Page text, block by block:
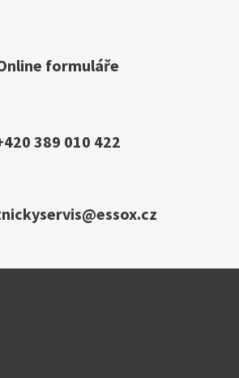
formuláře
389 010 422